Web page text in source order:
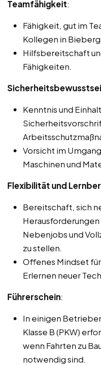
Teamfähigkeit:
Fähigkeit, gut im
Kollegen in
Hilfsbereitschaft
Fähigkeiten.
Kenntnis und
Vorsicht im
Maschinen und
Flexibilität und
Bereitschaft, sich
Nebenjobs und
zu stellen.
Offenes Mindset
Erlernen neuer
Führerschein:
In einigen
Klasse B (PKW)
wenn Fahrten zu
notwendig sind.